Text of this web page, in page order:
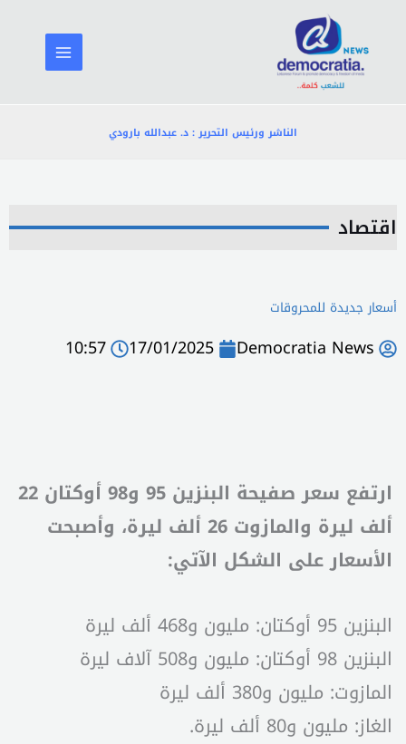
المحتوى
الناشر ورئيس التحرير : د. عبدالله بارودي
اقتصاد
أسعار جديدة للمحروقات
Democratia News
17/01/2025
10:57
ارتفع سعر صفيحة البنزين 95 و98 أوكتان 22
ألف ليرة والمازوت 26 ألف ليرة، وأصبحت
الأسعار على الشكل الآتي:
البنزين 95 أوكتان: مليون و468 ألف ليرة
البنزين 98 أوكتان: مليون و508 آلاف ليرة
المازوت: مليون و380 ألف ليرة
الغاز: مليون و80 ألف ليرة.